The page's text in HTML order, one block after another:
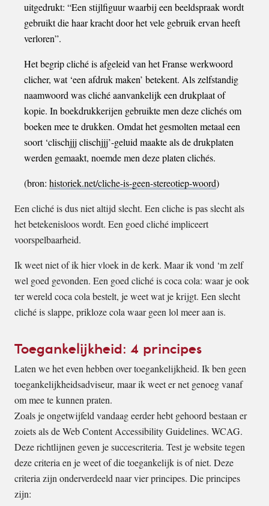
uitgedrukt: “Een stijlfiguur waarbij een beeldspraak wordt
gebruikt die haar kracht door het vele gebruik ervan heeft
verloren”.
Het begrip cliché is afgeleid van het Franse werkwoord
clicher, wat ‘een afdruk maken’ betekent. Als zelfstandig
naamwoord was cliché aanvankelijk een drukplaat of
kopie. In boekdrukkerijen gebruikte men deze clichés om
boeken mee te drukken. Omdat het gesmolten metaal een
soort ‘clischjjj clischjjj’-geluid maakte als de drukplaten
werden gemaakt, noemde men deze platen clichés.
(bron: historiek.net/cliche-is-geen-stereotiep-woord)
Een cliché is dus niet altijd slecht. Een cliche is pas slecht als
het betekenisloos wordt. Een goed cliché impliceert
voorspelbaarheid.
Ik weet niet of ik hier vloek in de kerk. Maar ik vond ‘m zelf
wel goed gevonden. Een goed cliché is coca cola: waar je ook
ter wereld coca cola bestelt, je weet wat je krijgt. Een slecht
cliché is slappe, prikloze cola waar geen lol meer aan is.
Toegankelijkheid: 4 principes
Laten we het even hebben over toegankelijkheid. Ik ben geen
toegankelijkheidsadviseur, maar ik weet er net genoeg vanaf
om mee te kunnen praten.
Zoals je ongetwijfeld vandaag eerder hebt gehoord bestaan er
zoiets als de Web Content Accessibility Guidelines. WCAG.
Deze richtlijnen geven je succescriteria. Test je website tegen
deze criteria en je weet of die toegankelijk is of niet. Deze
criteria zijn onderverdeeld naar vier principes. Die principes
zijn: